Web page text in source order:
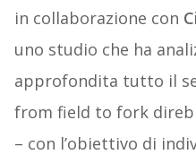
in collaborazione con
uno studio che ha
approfondita tutto il
from field to fork
– con l’obiettivo di